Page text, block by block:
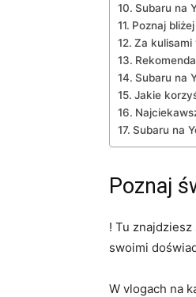
Subaru na
Poznaj
Za kulisami
Subaru⁢ na
Jakie
Subaru na
Poznaj
! Tu
swoimi⁢
W vlogach na